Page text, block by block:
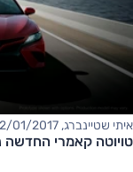
איתי שטיינברג, 12/01/2017
טויוטה קאמרי החדשה